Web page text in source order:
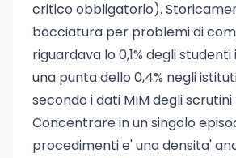
critico obbligatorio).
bocciatura per problemi di
riguardava lo 0,1% degli
una punta dello 0,4% negli
secondo i dati MIM degli
Concentrare in un singolo
procedimenti e' una densita'